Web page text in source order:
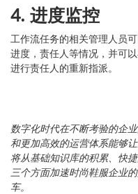
4. 进度监控
工作流任务的相关管理人员
进度，责任人等情况，并可
进行责任人的重新指派。
数字化时代在不断考验的企
和更加高效的运营体系能够
将从基础知识库的积累、快
三个方面加速时尚鞋服企业
车。